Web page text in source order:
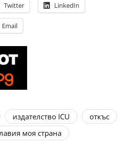
Twitter LinkedIn
Email
издателство ICU
откъс
моя страна